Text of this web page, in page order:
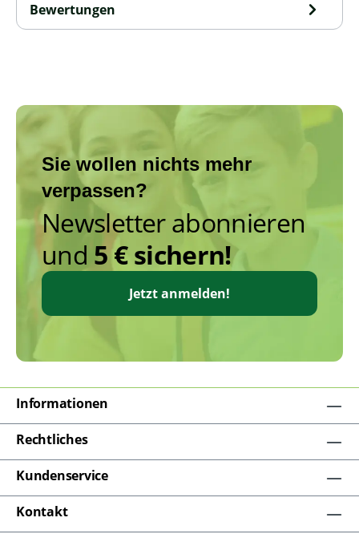
Bewertungen
Sie wollen nichts mehr
verpassen?
Newsletter abonnieren
und 5 € sichern!
Jetzt anmelden!
Informationen
Rechtliches
Kundenservice
Kontakt